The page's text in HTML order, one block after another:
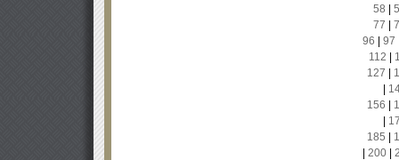
58
77
96
97
112
127
156
185
200|